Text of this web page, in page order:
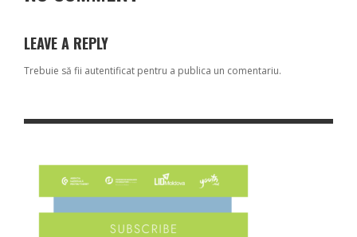
LEAVE A REPLY
Trebuie să fii autentificat pentru a publica un comentariu.